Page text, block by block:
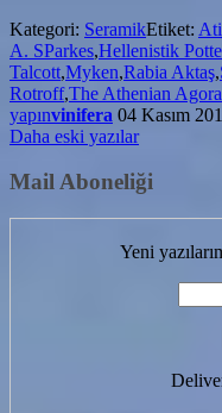
Kategori: SeramikEtiket:
A. SParkes,Hellenistik
Talcott,Myken,Rabia Aktaş,
Rotroff,The Athenian Agora
yapınvinifera 04 Kasım
Yazı
gezinmesi
Daha eski yazılar
Mail Aboneliği
Yeni